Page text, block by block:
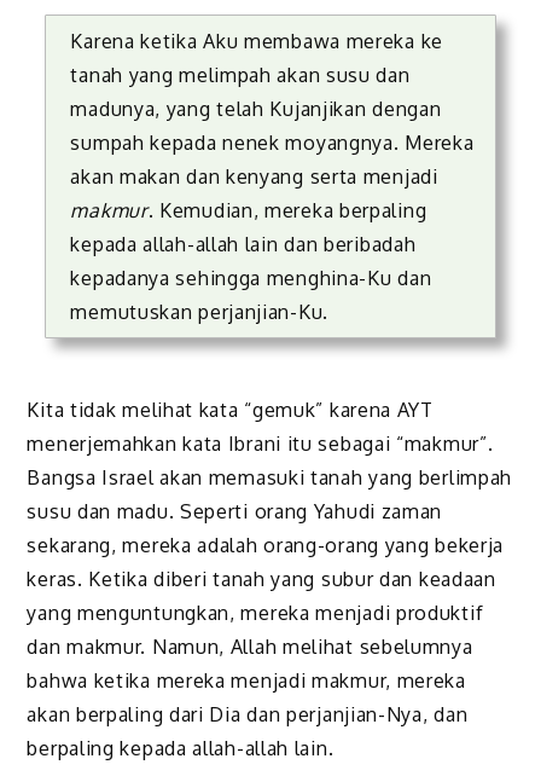
Karena ketika Aku membawa mereka ke
tanah yang melimpah akan susu dan
madunya, yang telah Kujanjikan dengan
sumpah kepada nenek moyangnya. Mereka
akan makan dan kenyang serta menjadi
makmur. Kemudian, mereka berpaling
kepada allah-allah lain dan beribadah
kepadanya sehingga menghina-Ku dan
memutuskan perjanjian-Ku.
Kita tidak melihat kata “gemuk” karena AYT
menerjemahkan kata Ibrani itu sebagai “makmur”.
Bangsa Israel akan memasuki tanah yang berlimpah
susu dan madu. Seperti orang Yahudi zaman
sekarang, mereka adalah orang-orang yang bekerja
keras. Ketika diberi tanah yang subur dan keadaan
yang menguntungkan, mereka menjadi produktif
dan makmur. Namun, Allah melihat sebelumnya
bahwa ketika mereka menjadi makmur, mereka
akan berpaling dari Dia dan perjanjian-Nya, dan
berpaling kepada allah-allah lain.